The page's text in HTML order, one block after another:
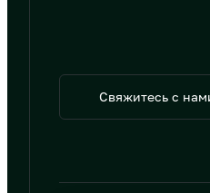
Свяжитесь с